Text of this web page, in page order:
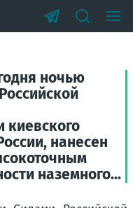
ночью
киевского
нанесен
наземного...